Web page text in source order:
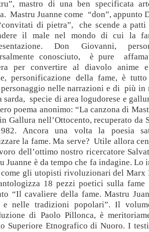
mastro di una ben specificata
Mastru Juanne come “don”, appunto
di pietra”, che scende a
il male nel mondo di cui la
Don Giovanni,
conosciuto, è pure
per convertire al diavolo anime
personificazione della fame, è
personaggio nelle narrazioni e di più
sarda, specie di area logudorese e
poema anonimo: “La canzona di
Gallura nell’Ottocento, recuperato da
Ancora una volta la poesia
la fame. Ma serve? Utile allora
dell’ottimo nostro ricercatore
Juanne è da tempo che fa indagine. Lo
gli utopisti rivoluzionari del Marx
18 pezzi poetici sulla
“Il cavaliere della fame. Mastru
e nelle tradizioni popolari”. Il
di Paolo Pillonca, è
Superiore Etnografico di Nuoro. I